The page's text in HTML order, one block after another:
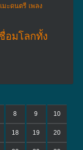
มะดนตรี เพลง
อมโลกทั้ง
8 9 10
18 19 20